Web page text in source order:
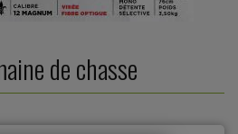
de chasse